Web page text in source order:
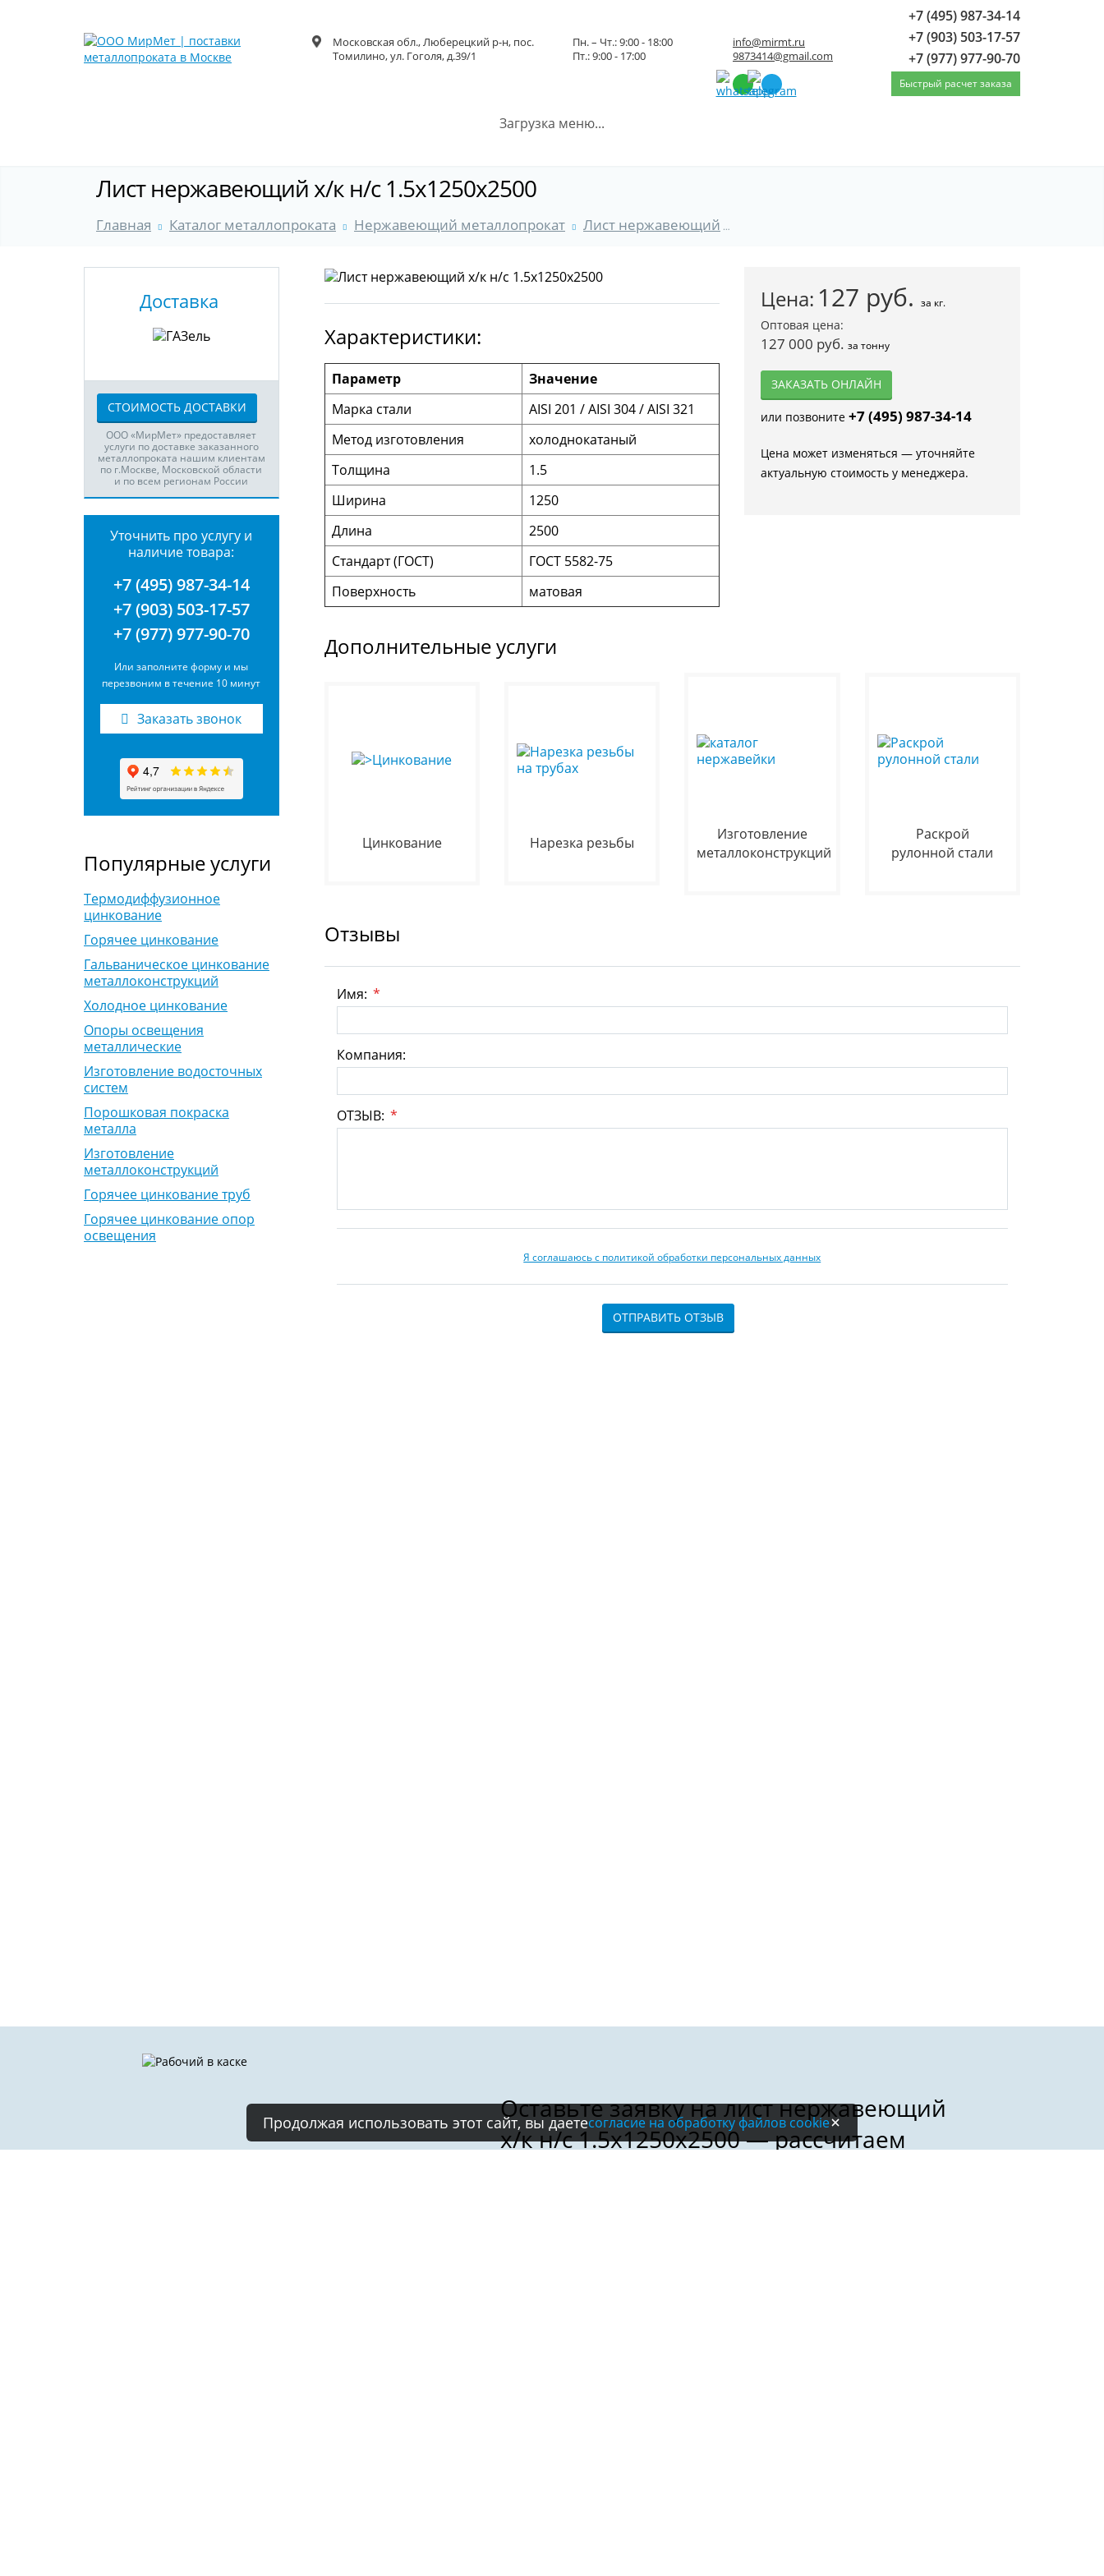
Московская обл., Люберецкий р-н, пос.
Томилино, ул. Гоголя, д.39/1
Пн. – Чт.: 9:00 - 18:00
Пт.: 9:00 - 17:00
info@mirmt.ru
9873414@gmail.com
+7 (495) 987-34-14
+7 (903) 503-17-57
+7 (977) 977-90-70
Быстрый расчет заказа
Загрузка меню...
Лист нержавеющий х/к н/с 1.5x1250x2500
Главная Каталог металлопроката Нержавеющий металлопрокат Лист нержавеющий
Доставка
СТОИМОСТЬ ДОСТАВКИ
ООО «МирМет» предоставляет
услуги по доставке заказанного
металлопроката нашим клиентам
по г.Москве, Московской области
и по всем регионам России
Уточнить про услугу и
наличие товара:
+7 (495) 987-34-14
+7 (903) 503-17-57
+7 (977) 977-90-70
Или заполните форму и мы
перезвоним в течение 10 минут
Заказать звонок
Популярные услуги
Термодиффузионное
цинкование
Горячее цинкование
Гальваническое цинкование
металлоконструкций
Холодное цинкование
Опоры освещения
металлические
Изготовление водосточных
систем
Порошковая покраска
металла
Изготовление
металлоконструкций
Горячее цинкование труб
Горячее цинкование опор
освещения
Характеристики:
Параметр
Значение
Марка стали
AISI 201 / AISI 304 / AISI 321
Метод изготовления
холоднокатаный
Толщина
1.5
Ширина
1250
Длина
2500
Стандарт (ГОСТ)
ГОСТ 5582-75
Поверхность
матовая
Цена: 127 руб. за кг.
Оптовая цена:
127 000 руб.за тонну
ЗАКАЗАТЬ ОНЛАЙН
или позвоните +7 (495) 987-34-14
Цена может изменяться — уточняйте
актуальную стоимость у менеджера.
Дополнительные услуги
Цинкование Нарезка резьбы
Изготовление
металлоконструкций
Раскрой
рулонной стали
Отзывы
Имя: *
Компания:
ОТЗЫВ: *
Я соглашаюсь с политикой обработки персональных данных
ОТПРАВИТЬ ОТЗЫВ
Продолжая использовать этот сайт, вы даетесогласие на обработку файлов cookie